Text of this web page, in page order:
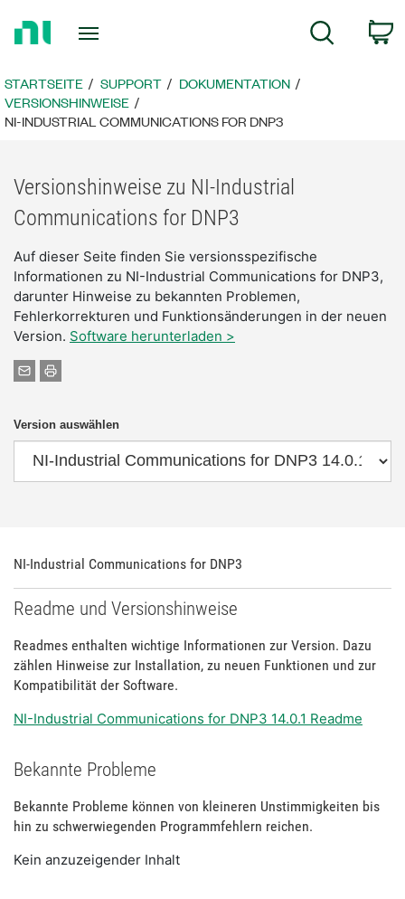
zur
Suche
STARTSEITE SUPPORT
DOKUMENTATION
VERSIONSHINWEISE
NI-INDUSTRIAL COMMUNICATIONS FOR DNP3
Versionshinweise zu NI-Industrial
Communications for DNP3
Auf dieser Seite finden Sie versionsspezifische
Informationen zu NI-Industrial Communications for DNP3,
darunter Hinweise zu bekannten Problemen,
Fehlerkorrekturen und Funktionsänderungen in der neuen
Version. Software herunterladen >
Version auswählen
NI-Industrial Communications for DNP3
Readme und Versionshinweise
Readmes enthalten wichtige Informationen zur Version. Dazu
zählen Hinweise zur Installation, zu neuen Funktionen und zur
Kompatibilität der Software.
NI-Industrial Communications for DNP3 14.0.1 Readme
Bekannte Probleme
Bekannte Probleme können von kleineren Unstimmigkeiten bis
hin zu schwerwiegenden Programmfehlern reichen.
Kein anzuzeigender Inhalt